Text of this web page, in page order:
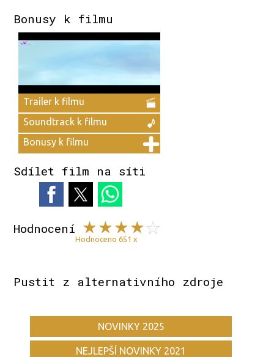
Bonusy k filmu
Trailer k filmu
Soundtrack k filmu
Bonusy k filmu
Sdílet film na síti
Hodnocení
Hodnoceno 651 x
Pustit z alternativního zdroje
NOVINKY 2025
NEJLEPŠÍ NOVINKY 2021